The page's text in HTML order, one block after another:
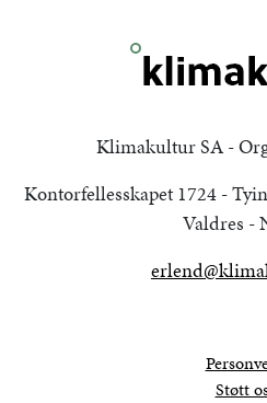
Klimakultur SA -
Kontorfellesskapet 1724 -
Valdres -
Støtt